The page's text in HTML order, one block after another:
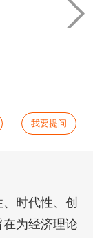
我要提问
时代性、创
为经济理论